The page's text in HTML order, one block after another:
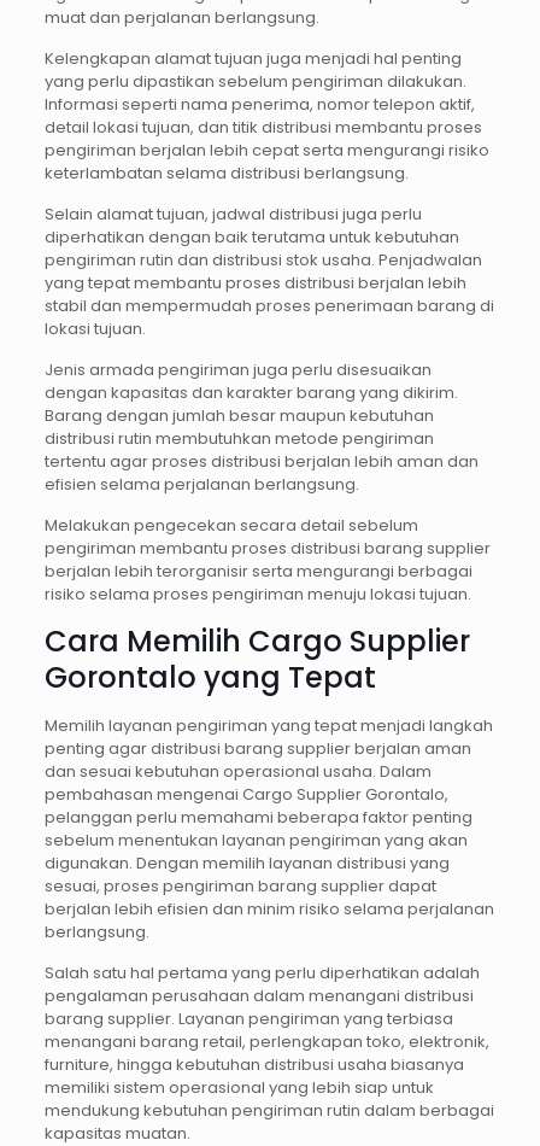
muat dan perjalanan berlangsung.
Kelengkapan alamat tujuan juga menjadi hal penting
yang perlu dipastikan sebelum pengiriman dilakukan.
Informasi seperti nama penerima, nomor telepon aktif,
detail lokasi tujuan, dan titik distribusi membantu proses
pengiriman berjalan lebih cepat serta mengurangi risiko
keterlambatan selama distribusi berlangsung.
Selain alamat tujuan, jadwal distribusi juga perlu
diperhatikan dengan baik terutama untuk kebutuhan
pengiriman rutin dan distribusi stok usaha. Penjadwalan
yang tepat membantu proses distribusi berjalan lebih
stabil dan mempermudah proses penerimaan barang di
lokasi tujuan.
Jenis armada pengiriman juga perlu disesuaikan
dengan kapasitas dan karakter barang yang dikirim.
Barang dengan jumlah besar maupun kebutuhan
distribusi rutin membutuhkan metode pengiriman
tertentu agar proses distribusi berjalan lebih aman dan
efisien selama perjalanan berlangsung.
Melakukan pengecekan secara detail sebelum
pengiriman membantu proses distribusi barang supplier
berjalan lebih terorganisir serta mengurangi berbagai
risiko selama proses pengiriman menuju lokasi tujuan.
Cara Memilih Cargo Supplier
Gorontalo yang Tepat
Memilih layanan pengiriman yang tepat menjadi langkah
penting agar distribusi barang supplier berjalan aman
dan sesuai kebutuhan operasional usaha. Dalam
pembahasan mengenai Cargo Supplier Gorontalo,
pelanggan perlu memahami beberapa faktor penting
sebelum menentukan layanan pengiriman yang akan
digunakan. Dengan memilih layanan distribusi yang
sesuai, proses pengiriman barang supplier dapat
berjalan lebih efisien dan minim risiko selama perjalanan
berlangsung.
Salah satu hal pertama yang perlu diperhatikan adalah
pengalaman perusahaan dalam menangani distribusi
barang supplier. Layanan pengiriman yang terbiasa
menangani barang retail, perlengkapan toko, elektronik,
furniture, hingga kebutuhan distribusi usaha biasanya
memiliki sistem operasional yang lebih siap untuk
mendukung kebutuhan pengiriman rutin dalam berbagai
kapasitas muatan.